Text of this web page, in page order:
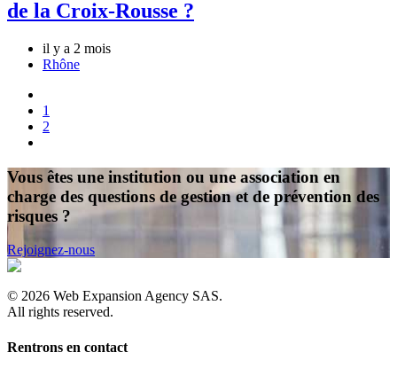
de la Croix-Rousse ?
il y a 2 mois
Rhône
1
2
Vous êtes une institution ou une association en
charge des questions de gestion et de prévention des
risques ?
Rejoignez-nous
© 2026 Web Expansion Agency SAS.
All rights reserved.
Rentrons en contact